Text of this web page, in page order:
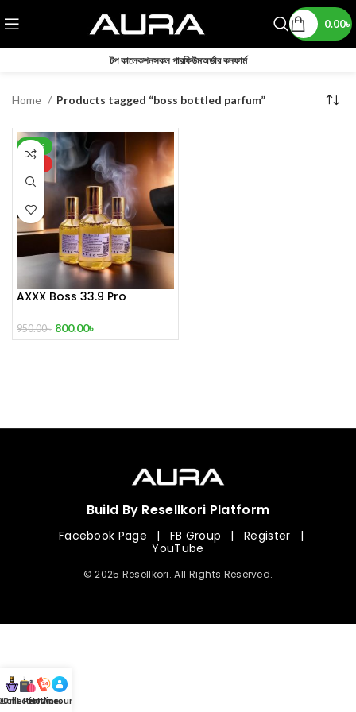
0.00৳
টপ কালেকশনসকল পারফিউমঅর্ডার কনফার্ম
Home Products tagged “boss bottled parfum”
-16%
AXXX Boss 33.9 Pro
950.00৳ 800.00৳
Build By Resellkori Platform
Facebook Page | FB Group | Register
|
YouTube
© 2025 Resellkori. All Rights Reserved.
mL Perfumes
Hotline
Account